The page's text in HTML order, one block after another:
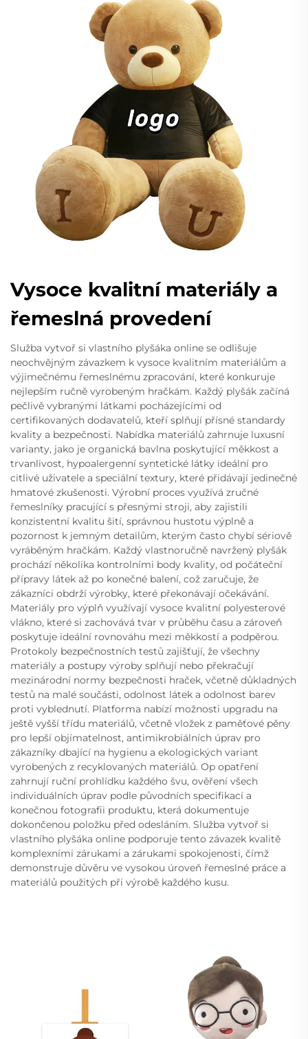
Vysoce kvalitní materiály a
řemeslná provedení
Služba vytvoř si vlastního plyšáka online se odlišuje
neochvějným závazkem k vysoce kvalitním materiálům a
výjimečnému řemeslnému zpracování, které konkuruje
nejlepším ručně vyrobeným hračkám. Každý plyšák začíná
pečlivě vybranými látkami pocházejícími od
certifikovaných dodavatelů, kteří splňují přísné standardy
kvality a bezpečnosti. Nabídka materiálů zahrnuje luxusní
varianty, jako je organická bavlna poskytující měkkost a
trvanlivost, hypoalergenní syntetické látky ideální pro
citlivé uživatele a speciální textury, které přidávají jedinečné
hmatové zkušenosti. Výrobní proces využívá zručné
řemeslníky pracující s přesnými stroji, aby zajistili
konzistentní kvalitu šití, správnou hustotu výplně a
pozornost k jemným detailům, kterým často chybí sériově
vyráběným hračkám. Každý vlastnoručně navržený plyšák
prochází několika kontrolními body kvality, od počáteční
přípravy látek až po konečné balení, což zaručuje, že
zákazníci obdrží výrobky, které překonávají očekávání.
Materiály pro výplň využívají vysoce kvalitní polyesterové
vlákno, které si zachovává tvar v průběhu času a zároveň
poskytuje ideální rovnováhu mezi měkkostí a podpěrou.
Protokoly bezpečnostních testů zajišťují, že všechny
materiály a postupy výroby splňují nebo překračují
mezinárodní normy bezpečnosti hraček, včetně důkladných
testů na malé součásti, odolnost látek a odolnost barev
proti vyblednutí. Platforma nabízí možnosti upgradu na
ještě vyšší třídu materiálů, včetně vložek z paměťové pěny
pro lepší objímatelnost, antimikrobiálních úprav pro
zákazníky dbající na hygienu a ekologických variant
vyrobených z recyklovaných materiálů. Op opatření
zahrnují ruční prohlídku každého švu, ověření všech
individuálních úprav podle původních specifikací a
konečnou fotografii produktu, která dokumentuje
dokončenou položku před odesláním. Služba vytvoř si
vlastního plyšáka online podporuje tento závazek kvalitě
komplexními zárukami a zárukami spokojenosti, čímž
demonstruje důvěru ve vysokou úroveň řemeslné práce a
materiálů použitých při výrobě každého kusu.